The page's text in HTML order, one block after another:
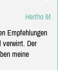
Hertha M.
Empfehlungen
verwirrt. Der
meine